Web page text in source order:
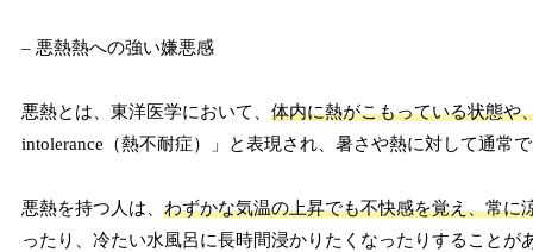
– 悪熱熱への強い嫌悪感
悪熱とは、東洋医学において、 体内に熱がこもっている状態や
intolerance（熱不耐症）」と表現され、暑さや熱に対して通常
悪熱を持つ人は、 わずかな気温の上昇でも不快感を覚え、常に
ったり、冷たい水風呂に長時間浸かりたくなったりすること